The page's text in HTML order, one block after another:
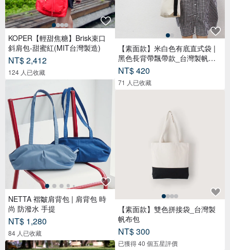
KOPER【輕甜焦糖】Brisk束口
斜肩包-甜蜜紅(MIT台灣製造)
NT$ 2,412
124 人已收藏
NETTA 褶皺肩背包 | 肩背包 時
尚 防潑水 手提
NT$ 1,280
84 人已收藏
【素面款】米白色有底直式袋 |
黑色長背帶飄帶款_台灣製帆布
包
NT$ 420
71 人已收藏
【素面款】雙色拼接袋_台灣製
帆布包
NT$ 300
已獲得 40 個五星評價